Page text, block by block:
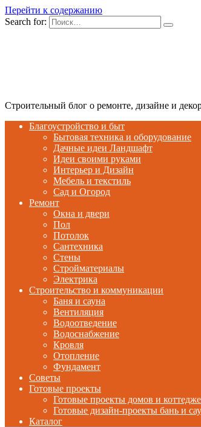
Перейти к содержанию
Search for:
Строительный блог о ремонте, дизайне и
Благоустройство и быт
Бытовая техника и оборудование
Дачные идеи Ландшафт
Идеи своими руками
Интерьер и Дизайн
Мебель и текстиль
Сад и Огород
Ремонт
Окна и двери
Пол
Потолок
Сантехника
Стены
Стройматериалы
Электрика
Строительство и коммуникации
Баня и сауна
Вентиляция
Водоотведение
Водоснабжение
Кровля
Отопление
Фундамент
Советы
Готовые проекты
Готовые проекты домов и
Готовые дизайн-проекты бань и
Каталог